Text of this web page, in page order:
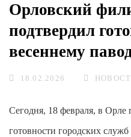
Орловский
подтвердил
весеннему
18.02.2026
Сегодня, 18 февраля, в Орле
готовности городских